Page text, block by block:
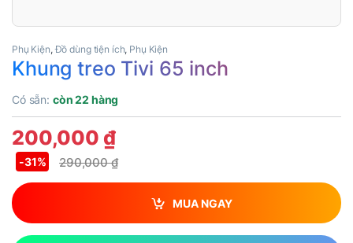
Phụ Kiện,Đồ dùng tiện ích, Phụ Kiện
Khung treo Tivi 65 inch
Có sẵn: còn 22 hàng
200,000 ₫
290,000₫
-31%
MUA NGAY